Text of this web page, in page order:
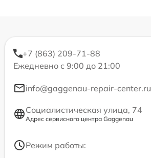
+7 (863) 209-71-88
Ежедневно с 9:00 до 21:00
info@gaggenau-repair-center.ru
Социалистическая улица, 74
Адрес сервисного центра Gaggenau
Режим работы: